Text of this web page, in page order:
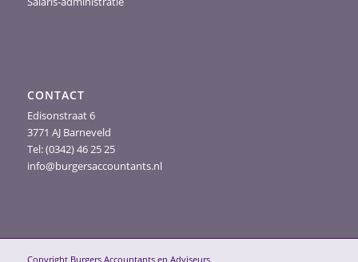
CONTACT
Edisonstraat 6
3771 AJ Barneveld
Tel: (0342) 46 25 25
info@burgersaccountants.nl
Copyright Burgers Accountants en Adviseurs